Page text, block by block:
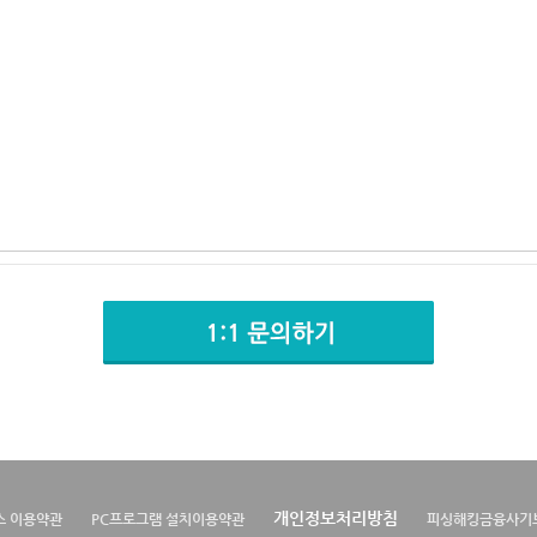
이용약관 PC프로그램 설치이용약관 개인정보처리방침 피싱해킹금융사기